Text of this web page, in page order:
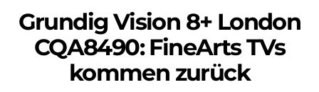
Grundig Vision 8+ London
CQA8490: FineArts TVs
kommen zurück